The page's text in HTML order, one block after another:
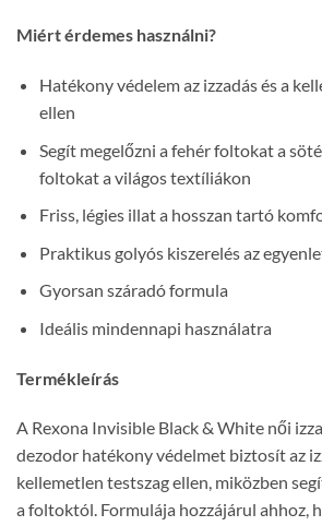
Miért érdemes használni?
Hatékony védelem az izzadás és a
ellen
Segít megelőzni a fehér foltokat a
foltokat a világos textíliákon
Friss, légies illat a hosszan tartó
Praktikus golyós kiszerelés az
Gyorsan száradó formula
Ideális mindennapi használatra
Termékleírás
A Rexona Invisible Black & White női
dezodor hatékony védelmet biztosít az
kellemetlen testszag ellen, miközben
a foltoktól. Formulája hozzájárul ahhoz,